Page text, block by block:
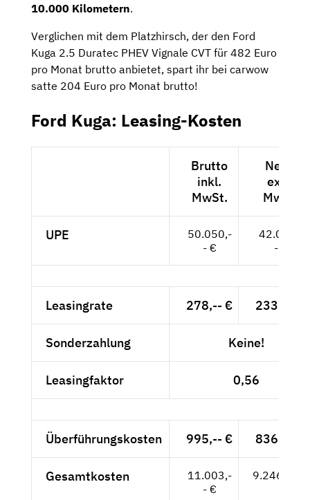
10.000 Kilometern.
Verglichen mit dem Platzhirsch, der den Ford
Kuga 2.5 Duratec PHEV Vignale CVT für 482 Euro
pro Monat brutto anbietet, spart ihr bei carwow
satte 204 Euro pro Monat brutto!
Ford Kuga: Leasing-Kosten
Brutto
inkl.
MwSt.
Netto
exkl.
MwSt.
UPE
50.050,-
- €
42.059,-
- €
Leasingrate 278,-- € 233,61 €
Sonderzahlung Keine!
Leasingfaktor 0,56
Überführungskosten 995,-- € 836,13 €
Gesamtkosten
11.003,-
- €
9.246,22 €